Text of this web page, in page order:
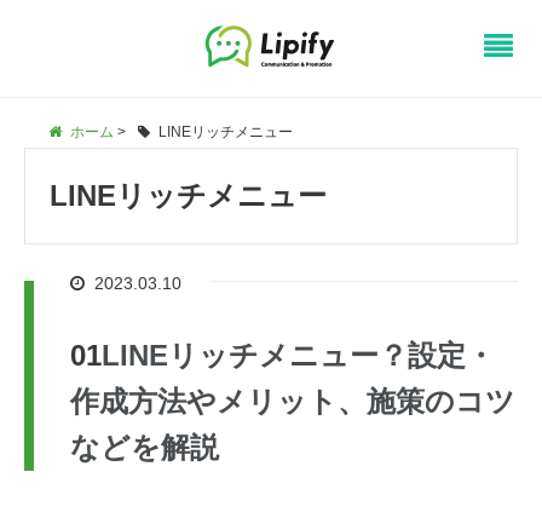
ホーム > LINEリッチメニュー
LINEリッチメニュー
2023.03.10
LINEリッチメニュー？設定・
作成方法やメリット、施策のコツ
などを解説